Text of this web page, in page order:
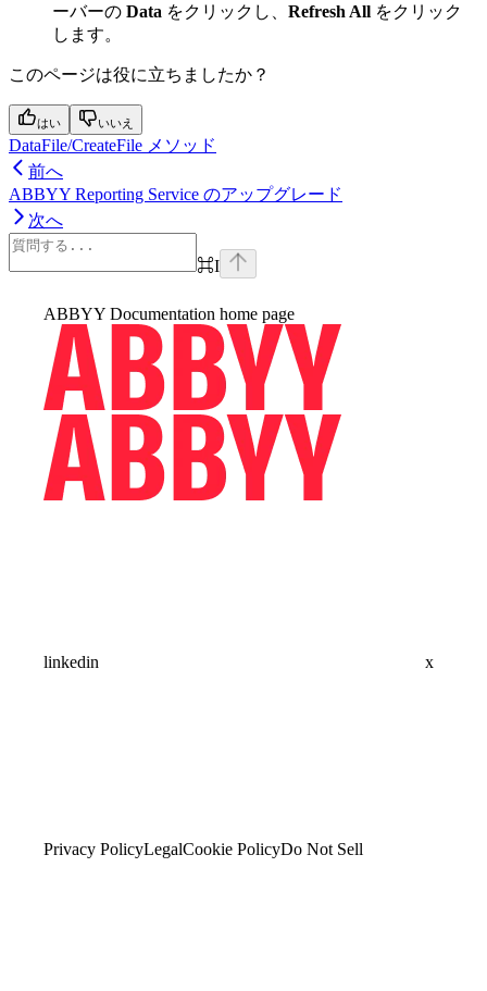
ーバーの Data をクリックし、 Refresh All をクリック
します。
このページは役に立ちましたか？
はい いいえ
DataFile/CreateFile メソッド
前へ
ABBYY Reporting Service のアップグレード
次へ
⌘I
ABBYY Documentation home page
linkedin x
Privacy PolicyLegalCookie PolicyDo Not Sell